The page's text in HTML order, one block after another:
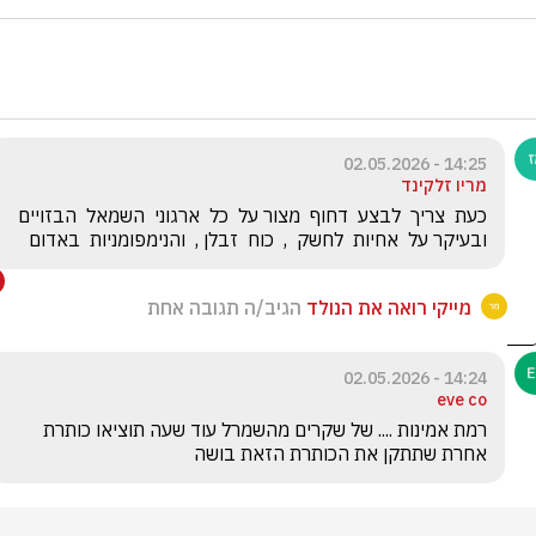
14:25 - 02.05.2026
מריו זלקינד
ובעיקר על  אחיות  לחשק  ,  כוח  זבלן ,  והנימפומניות  באדום
מייקי רואה את הנולד הגיב/ה תגובה אחת
14:24 - 02.05.2026
eve co
אחרת שתתקן את הכותרת הזאת בושה